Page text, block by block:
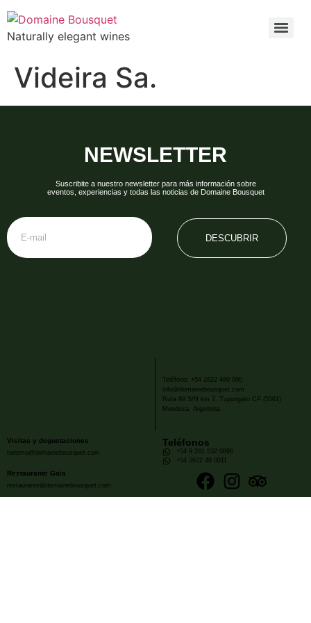
Naturally elegant wines
Videira Sa.
NEWSLETTER
Suscribite a nuestro newsletter para más información sobre
eventos, experiencias y todas las noticias de Domaine Bousquet
DESCUBRIR
Teléfono: +54 2622 480 000
info@domainebousquet.com
Ruta 89 S/N km 7, Tupungato CP (5561)
Mendoza, Argentina
Visitas y degustaciones
turismo@domainebousquet.com
Restaurante Gaia
restaurante@domainebousquet.com
Teléfonos
+54 9 261 532 0896
+54 2622 48 0011